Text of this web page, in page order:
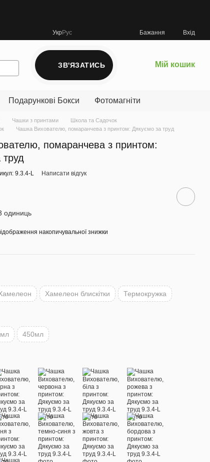
УкрРус Бажання Вхід
ЗВ'ЯЗАТИСЬ Мій кошик
Подарункові Бокси Фотомагніти
Чашки з принтами
Школа та Садочок
Чашка Вихователю, помаранчева з принтом: Дякуємо за труд
помаранчева з принтом:
9.3.4-L Написати відгук
одиниць
накопичувальної знижки
Хамелеон блискітки Термокружка
450мл